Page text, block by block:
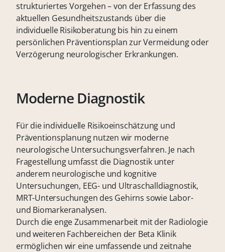
strukturiertes Vorgehen – von der Erfassung des
aktuellen Gesundheitszustands über die
individuelle Risikoberatung bis hin zu einem
persönlichen Präventionsplan zur Vermeidung oder
Verzögerung neurologischer Erkrankungen.
Moderne Diagnostik
Für die individuelle Risikoeinschätzung und
Präventionsplanung nutzen wir moderne
neurologische Untersuchungsverfahren. Je nach
Fragestellung umfasst die Diagnostik unter
anderem neurologische und kognitive
Untersuchungen, EEG- und Ultraschalldiagnostik,
MRT-Untersuchungen des Gehirns sowie Labor-
und Biomarkeranalysen.
Durch die enge Zusammenarbeit mit der Radiologie
und weiteren Fachbereichen der Beta Klinik
ermöglichen wir eine umfassende und zeitnahe